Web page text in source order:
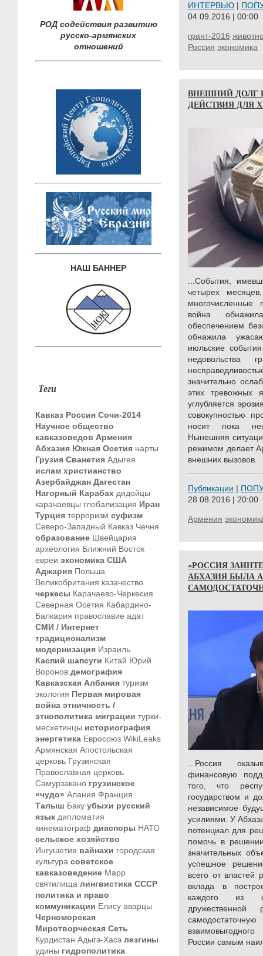
РОД содействия развитию
русско-армянских
отношений
НАШ БАННЕР
Теги
Кавказ Россия Сочи-2014
Научное общество
кавказоведов Армения
Абхазия Южная Осетия нарты
Грузия Сванетия Адыгея
ислам христианство
Азербайджан Дагестан
Нагорный Карабах дидойцы
карачаевцы глобализация Иран
Турция терроризм суфизм
Северо-Западный Кавказ Чечня
образование Швейцария
археология Ближний Восток
евреи экономика США
Аджария Польша
Великобритания казачество
черкесы Карачаево-Черкесия
Северная Осетия Кабардино-
Балкария православие адат
СМИ / Интернет
традиционализм
модернизация Израиль
Каспий шапсуги Китай Юрий
Воронов демография
Кавказская Албания туризм
экология Первая мировая
война этничность /
этнополитика миграции турки-
месхетинцы историография
энергетика Евросоюз WikiLeaks
Армянская Апостольская
церковь Грузинская
Православная церковь
Самурзакано грузинское
«чудо» Алания Франция
Талыш Баку убыхи русский
язык дипломатия
кинематограф диаспоры НАТО
сельское хозяйство
Ингушетия вайнахи городская
культура советское
кавказоведение Марр
святилища лингвистика СССР
политика и право
коммуникации Елису аварцы
Черноморская
Миротворческая Сеть
Курдистан Адыгэ-Хасэ лезгины
удины гидрополитика
ИНТЕРВЬЮ |
04.09.2016 | 00:00
грант-2016
Россия экономика
ВНЕШНИЙ ДОЛГ
ДЕЙСТВИЯ ДЛЯ
...События,
четырех
война
обеспечением
обнажила
июльские
недовольства
значительно
этих тревожных
углубляется
совокупностью
носит пока
Нынешняя
режимом делает
внешних вызовов.
Публикации |
28.08.2016 | 20:00
Армения
«РОССИЯ
АБХАЗИЯ БЫЛА
...Россия
финансовую
того, что
государством и
независимое
усилиями. У
потенциал для
помочь в
значительных
успешное
всего от властей
вклада в
каждого из
России самым